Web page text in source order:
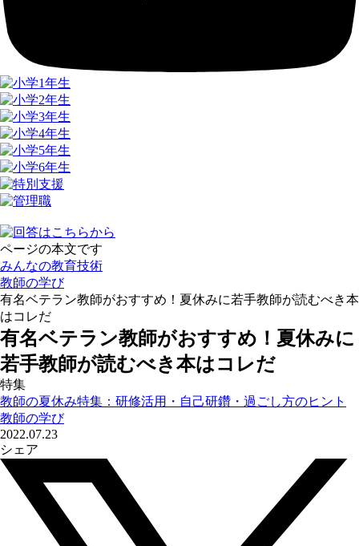
ページの本文です
みんなの教育技術
教師の学び
有名ベテラン教師がおすすめ！夏休みに若手教師が読むべき本
はコレだ
有名ベテラン教師がおすすめ！夏休みに
若手教師が読むべき本はコレだ
特集
教師の夏休み特集：研修活用・自己研鑽・過ごし方のヒント
教師の学び
2022.07.23
シェア